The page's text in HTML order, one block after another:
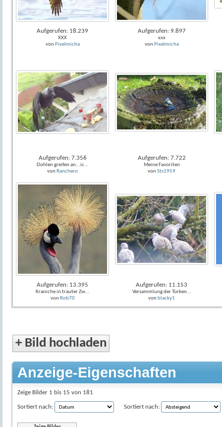
Aufgerufen: 18.239
XXX
von Pixelmicha
Aufgerufen: 9.897
xxx
von Pixelmicha
Aufgerufen: 7.356
Dohlen greifen an...ic...
von Ranchero
Aufgerufen: 7.722
Meine Favoriten
von Sts1959
Aufgerufen: 13.395
Kraniche in trauter Zw...
von Rob70
Aufgerufen: 11.153
Versammlung der Türken...
von blacky1
+ Bild hochladen
Anzeige-Eigenschaften
Zeige Bilder 1 bis 15 von 181
Sortiert nach: Sortiert nach: